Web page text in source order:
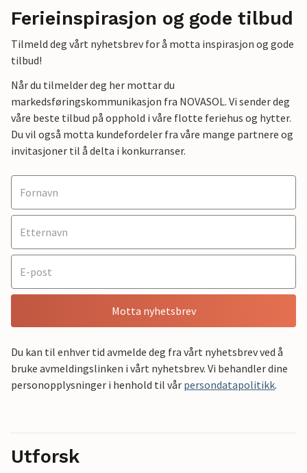
Ferieinspirasjon og gode tilbud
Tilmeld deg vårt nyhetsbrev for å motta inspirasjon og gode
tilbud!
Når du tilmelder deg her mottar du
markedsføringskommunikasjon fra NOVASOL. Vi sender deg
våre beste tilbud på opphold i våre flotte feriehus og hytter.
Du vil også motta kundefordeler fra våre mange partnere og
invitasjoner til å delta i konkurranser.
Motta nyhetsbrev
Du kan til enhver tid avmelde deg fra vårt nyhetsbrev ved å
bruke avmeldingslinken i vårt nyhetsbrev. Vi behandler dine
personopplysninger i henhold til vår persondatapolitikk.
Utforsk